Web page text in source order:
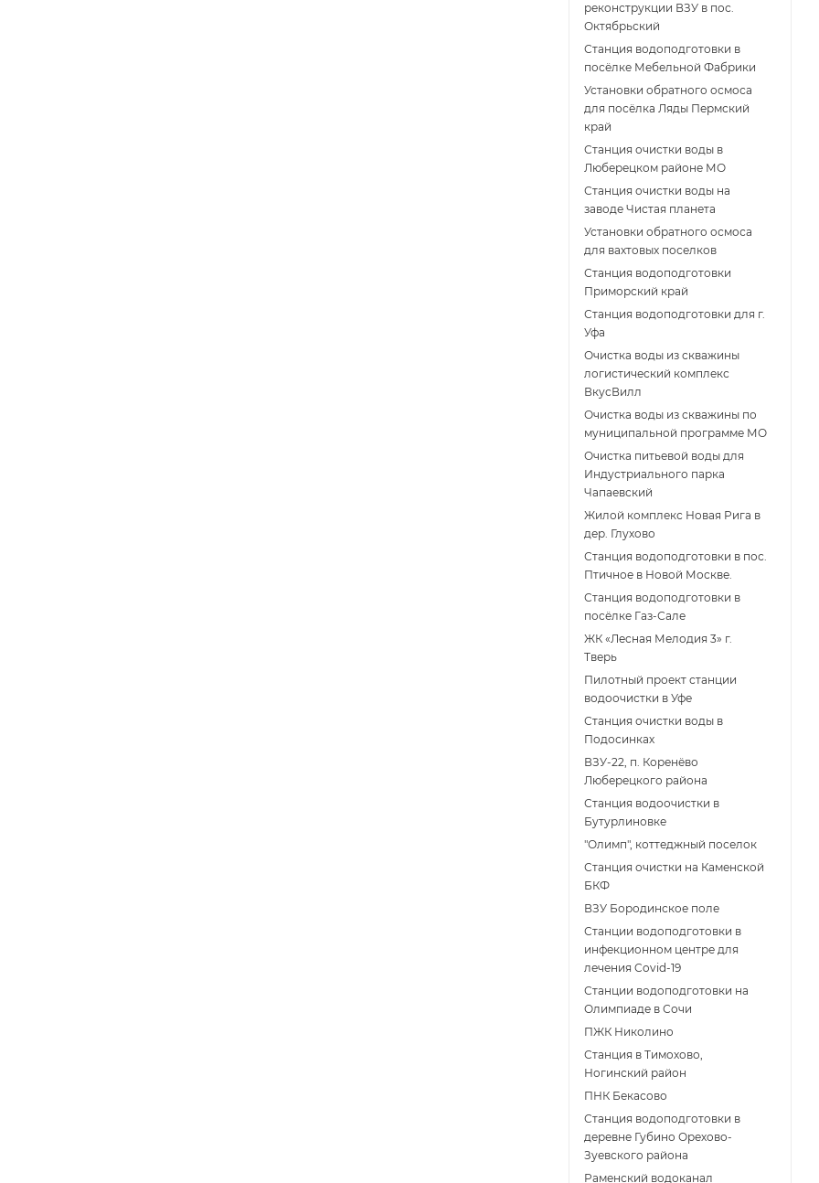
реконструкции ВЗУ в пос.
Октябрьский
Станция водоподготовки в
посёлке Мебельной Фабрики
Установки обратного осмоса
для посёлка Ляды Пермский
край
Станция очистки воды в
Люберецком районе МО
Станция очистки воды на
заводе Чистая планета
Установки обратного осмоса
для вахтовых поселков
Станция водоподготовки
Приморский край
Станция водоподготовки для г.
Уфа
Очистка воды из скважины
логистический комплекс
ВкусВилл
Очистка воды из скважины по
муниципальной программе МО
Очистка питьевой воды для
Индустриального парка
Чапаевский
Жилой комплекс Новая Рига в
дер. Глухово
Станция водоподготовки в пос.
Птичное в Новой Москве.
Станция водоподготовки в
поcёлке Газ-Сале
ЖК «Лесная Мелодия 3» г.
Тверь
Пилотный проект станции
водоочистки в Уфе
Станция очистки воды в
Подосинках
ВЗУ-22, п. Коренёво
Люберецкого района
Станция водоочистки в
Бутурлиновке
"Олимп", коттеджный поселок
Станция очистки на Каменской
БКФ
ВЗУ Бородинское поле
Станции водоподготовки в
инфекционном центре для
лечения Covid-19
Станции водоподготовки на
Олимпиаде в Сочи
ПЖК Николино
Станция в Тимохово,
Ногинский район
ПНК Бекасово
Станция водоподготовки в
деревне Губино Орехово-
Зуевского района
Раменский водоканал